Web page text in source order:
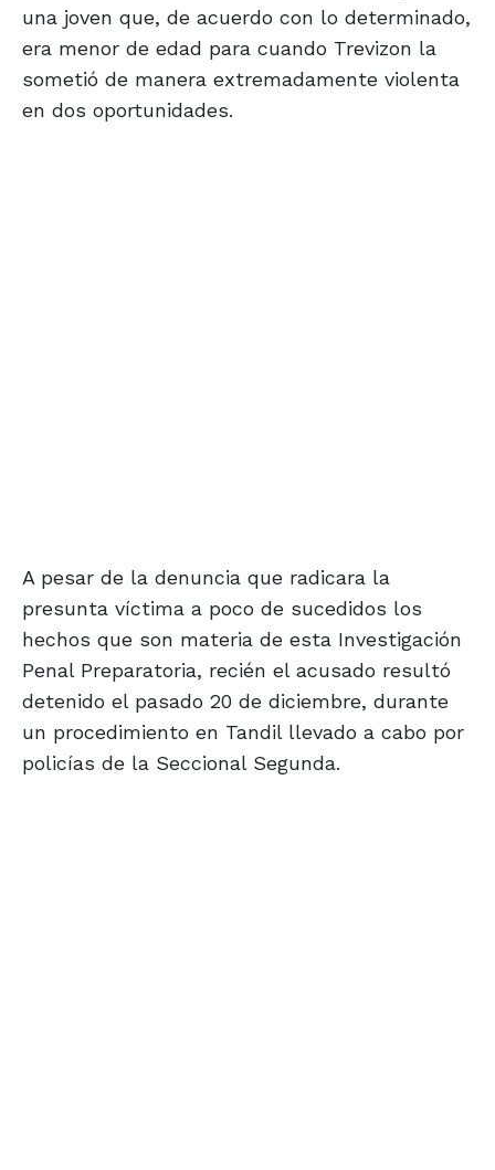
una joven que, de acuerdo con lo determinado,
era menor de edad para cuando Trevizon la
sometió de manera extremadamente violenta
en dos oportunidades.
A pesar de la denuncia que radicara la
presunta víctima a poco de sucedidos los
hechos que son materia de esta Investigación
Penal Preparatoria, recién el acusado resultó
detenido el pasado 20 de diciembre, durante
un procedimiento en Tandil llevado a cabo por
policías de la Seccional Segunda.